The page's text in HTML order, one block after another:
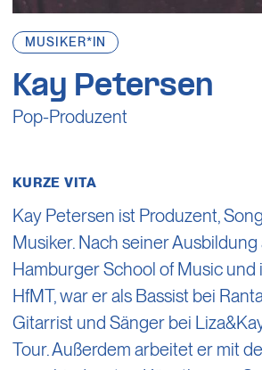
MUSIKER*IN
Kay Petersen
Pop-Produzent
KURZE VITA
Kay Petersen ist Produzent,
Musiker. Nach seiner Ausbildung
Hamburger School of Music und
HfMT, war er als Bassist bei
Gitarrist und Sänger bei
Tour. Außerdem arbeitet er mit